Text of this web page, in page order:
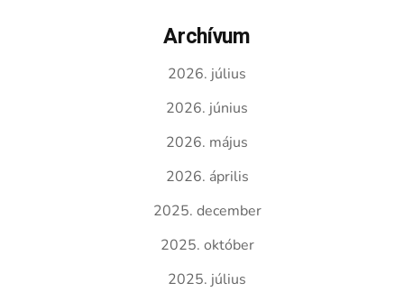
Archívum
2026. július
2026. június
2026. május
2026. április
2025. december
2025. október
2025. július